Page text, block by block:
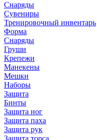
Снаряды
Сувениры
Тренировочный инвентарь
Форма
Снаряды
Груши
Крепежи
Манекены
Мешки
Наборы
Защита
Бинты
Защита ног
Защита паха
Защита рук
Защита торса